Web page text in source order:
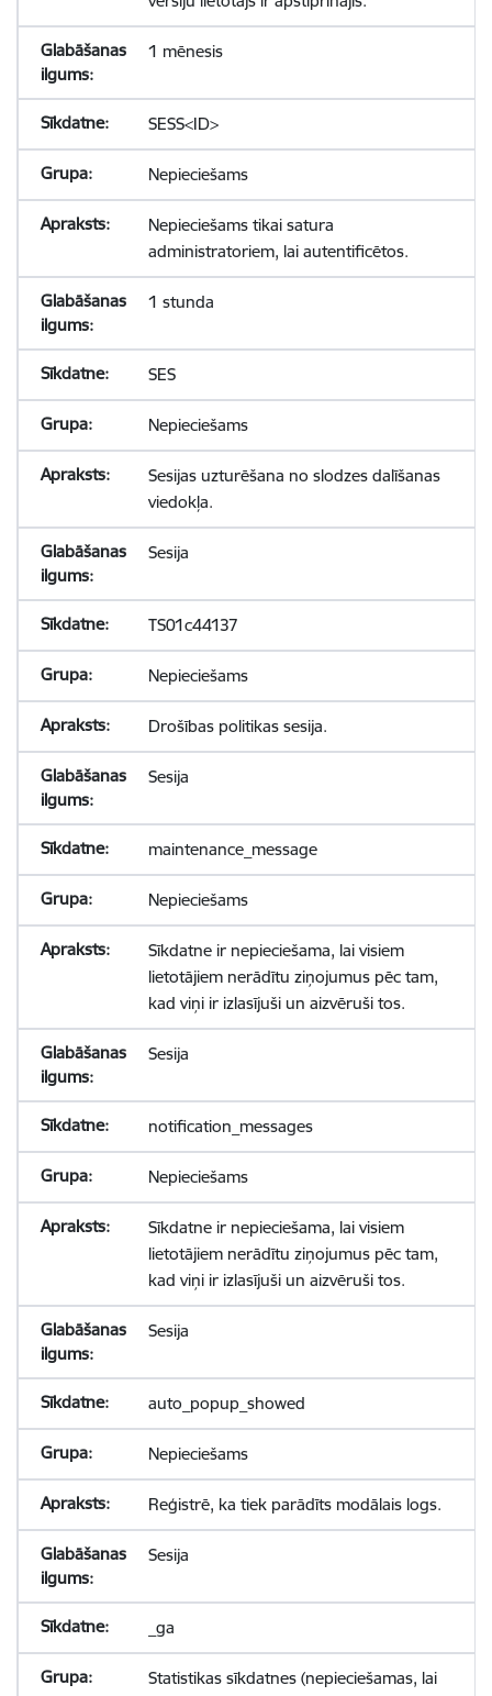
1 mēnesis
SESS<ID>
Nepieciešams
Nepieciešams tikai satura
administratoriem, lai autentificētos.
1 stunda
SES
Nepieciešams
Sesijas uzturēšana no slodzes dalīšanas
viedokļa.
Sesija
TS01c44137
Nepieciešams
Drošības politikas sesija.
Sesija
maintenance_message
Nepieciešams
Sīkdatne ir nepieciešama, lai visiem
lietotājiem nerādītu ziņojumus pēc tam,
kad viņi ir izlasījuši un aizvēruši tos.
Sesija
notification_messages
Nepieciešams
Sīkdatne ir nepieciešama, lai visiem
lietotājiem nerādītu ziņojumus pēc tam,
kad viņi ir izlasījuši un aizvēruši tos.
Sesija
auto_popup_showed
Nepieciešams
Reģistrē, ka tiek parādīts modālais logs.
Sesija
_ga
Statistikas sīkdatnes (nepieciešamas, lai